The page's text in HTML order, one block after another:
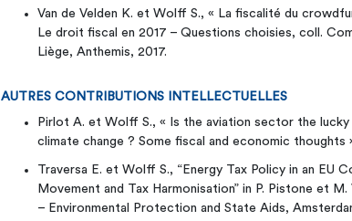
Van de Velden K. et Wolff S., « La fiscalité du
Le droit fiscal en 2017 – Questions choisies, coll.
Liège, Anthemis, 2017.
AUTRES CONTRIBUTIONS INTELLECTUELLES
Pirlot A. et Wolff S., « Is the aviation sector the lucky
climate change ? Some fiscal and economic thoughts
Traversa E. et Wolff S., “Energy Tax Policy in an EU
Movement and Tax Harmonisation” in P. Pistone et
– Environmental Protection and State Aids,